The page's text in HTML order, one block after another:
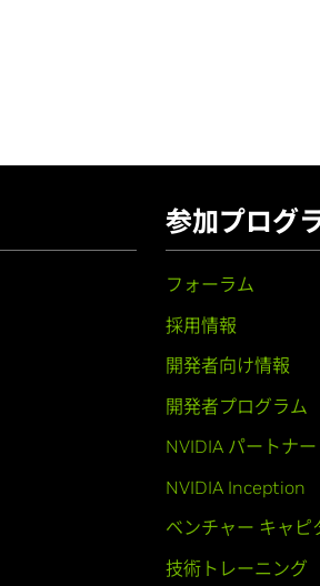
参加プログ
フォーラム
採用情報
開発者向け情報
開発者プログラム
NVIDIA パートナ
NVIDIA Inception
ベンチャー キャピ
技術トレーニング